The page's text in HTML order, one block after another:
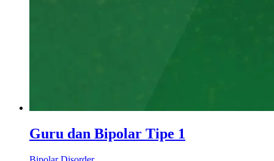
Guru dan Bipolar Tipe 1